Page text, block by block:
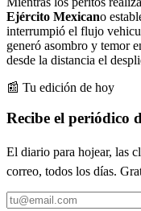
Ejército Mexicano
interrumpió el flujo
generó asombro y temor
desde la distancia el
📰 Tu edición de hoy
Recibe el periódico
El diario para hojear, las
correo, todos los días.